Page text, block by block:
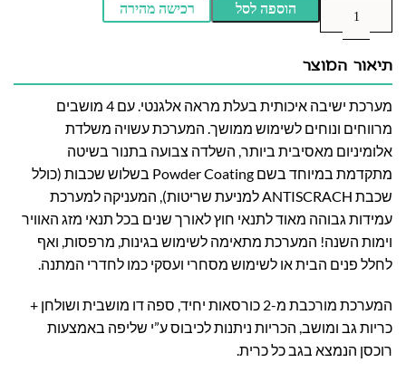
הוספה לסל רכישה מהירה
תיאור המוצר
מערכת ישיבה איכותית בעלת מראה אלגנטי. עם 4 מושבים
מרווחים ונוחים לשימוש ממושך. המערכת עשויה משלדת
אלומיניום מאסיבית ביותר, השלדה צבועה בתנור בשיטה
מתקדמת במיוחד בשם Powder Coating בשלוש שכבות (כולל
שכבת ANTISCRACH למניעת שריטות), המעניקה למערכת
עמידות גבוהה מאוד לתנאי חוץ לאורך שנים בכל תנאי מזג האוויר
וימות השנה! המערכת מתאימה לשימוש בגינות, מרפסות, ואף
לחלל פנים הבית או לשימוש מסחרי ועסקי כמו לחדרי המתנה.
המערכת מורכבת מ-2 כורסאות יחיד, ספה דו מושבית ושולחן +
כריות גב ומושב, הכריות ניתנות לכיבוס ע”י שליפה באמצעות
רוכסן הנמצא בגב כל כרית.